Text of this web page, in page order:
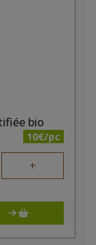
bio
10€/pc
+